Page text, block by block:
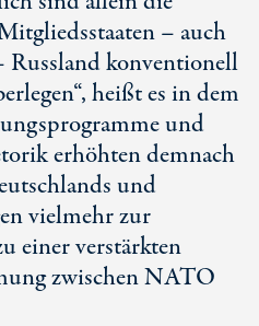
– auch
Russland konventionell
heißt es in dem
und
erhöhten demnach
und
vielmehr zur
einer verstärkten
zwischen NATO